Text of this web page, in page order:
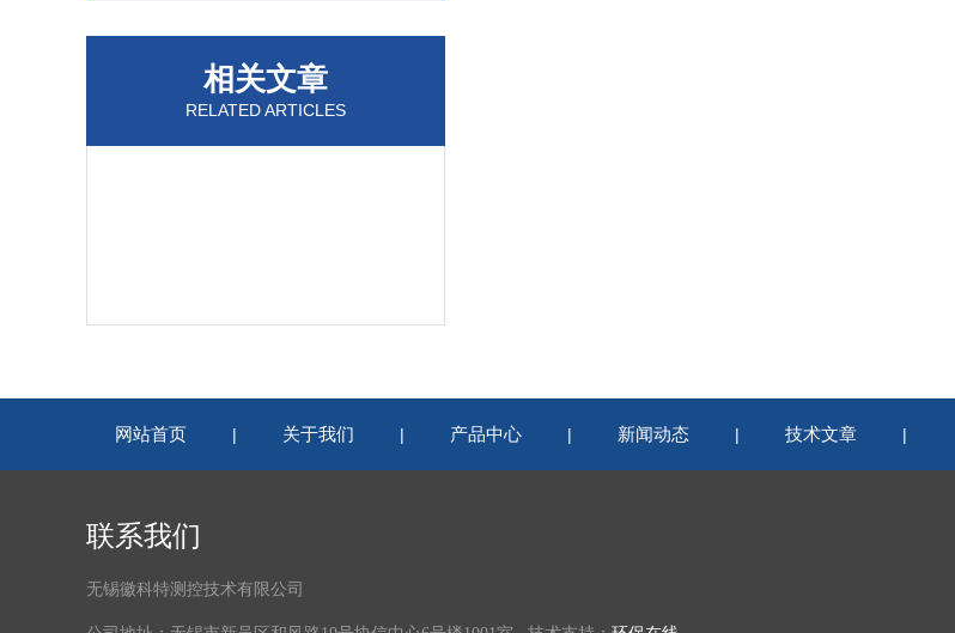
相关文章
RELATED ARTICLES
网站首页 | 关于我们 | 产品中心 | 新闻动态 | 技术文章 |
联系我们
无锡徽科特测控技术有限公司